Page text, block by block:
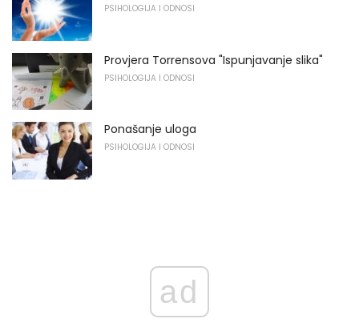
PSIHOLOGIJA I ODNOSI
Provjera Torrensova "Ispunjavanje slika"
PSIHOLOGIJA I ODNOSI
Ponašanje uloga
PSIHOLOGIJA I ODNOSI
ad